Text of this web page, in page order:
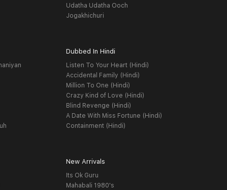
Udatha Udatha Ooch
Jogakhichuri
Dubbed In Hindi
Listen To Your Heart (Hindi)
Accidental Family (Hindi)
Million To One (Hindi)
Crazy Kind of Love (Hindi)
Blind Revenge (Hindi)
A Date With Miss Fortune (Hindi)
Containment (Hindi)
New Arrivals
Its Ok Guru
Mahabali 1980's